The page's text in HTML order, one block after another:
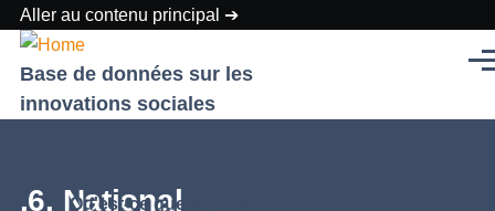
Aller au contenu principal
Base de données sur les
innovations sociales
Qu'est-ce que la BDIS?
5.6. National